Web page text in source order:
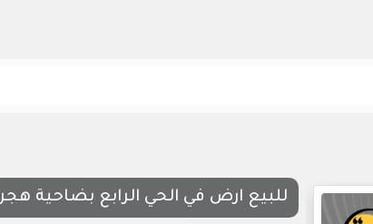
للبيع ارض في الحي الرابع بضاحية هجر